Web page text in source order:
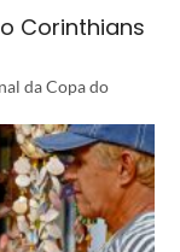
Corinthians
da Copa do